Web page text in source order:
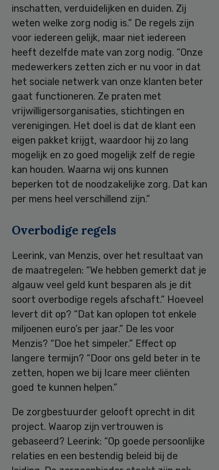
inschatten, verduidelijken en duiden. Zij
weten welke zorg nodig is.” De regels zijn
voor iedereen gelijk, maar niet iedereen
heeft dezelfde mate van zorg nodig. “Onze
medewerkers zetten zich er nu voor in dat
het sociale netwerk van onze klanten beter
gaat functioneren. Ze praten met
vrijwilligersorganisaties, stichtingen en
verenigingen. Het doel is dat de klant een
eigen pakket krijgt, waardoor hij zo lang
mogelijk en zo goed mogelijk zelf de regie
kan houden. Waarna wij ons kunnen
beperken tot de noodzakelijke zorg. Dat kan
per mens heel verschillend zijn.”
Overbodige regels
Leerink, van Menzis, over het resultaat van
de maatregelen: “We hebben gemerkt dat je
algauw veel geld kunt besparen als je dit
soort overbodige regels afschaft.” Hoeveel
levert dit op? “Dat kan oplopen tot enkele
miljoenen euro’s per jaar.” De les voor
Menzis? “Doe het simpeler.” Effect op
langere termijn? “Door ons geld beter in te
zetten, hopen we bij Icare meer cliënten
goed te kunnen helpen.”
De zorgbestuurder gelooft oprecht in dit
project. Waarop zijn vertrouwen is
gebaseerd? Leerink: “Op goede persoonlijke
relaties en een bestendig beleid bij de